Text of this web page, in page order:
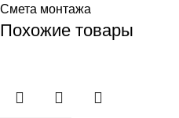
Смета монтажа
Похожие товары